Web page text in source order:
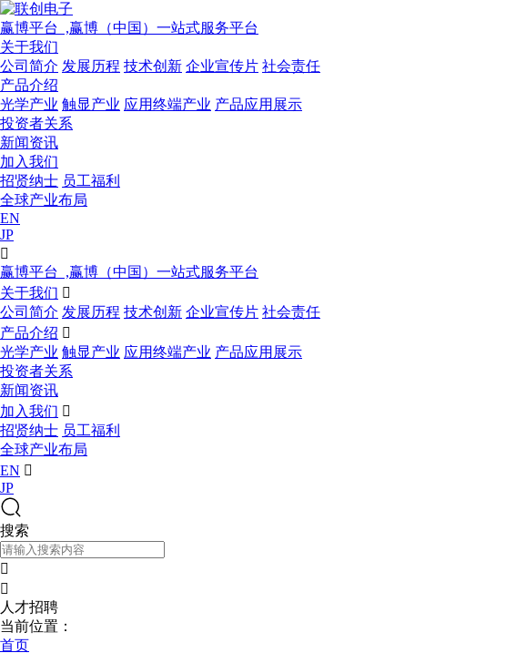
赢博平台 ,赢博（中国）一站式服务平台
关于我们
公司简介 发展历程 技术创新 企业宣传片 社会责任
产品介绍
光学产业 触显产业 应用终端产业 产品应用展示
投资者关系
新闻资讯
加入我们
招贤纳士 员工福利
全球产业布局
EN
JP

赢博平台 ,赢博（中国）一站式服务平台
关于我们 
公司简介 发展历程 技术创新 企业宣传片 社会责任
产品介绍 
光学产业 触显产业 应用终端产业 产品应用展示
投资者关系
新闻资讯
加入我们 
招贤纳士 员工福利
全球产业布局
EN 
JP
搜索


人才招聘
当前位置：
首页